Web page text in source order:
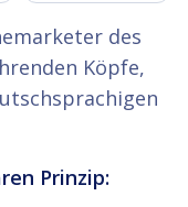
des
Köpfe,
Prinzip: